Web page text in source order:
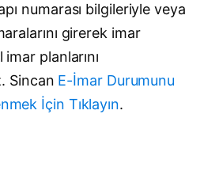
numarası bilgileriyle veya
girerek imar
planlarını
Sincan E-İmar Durumunu
İçin Tıklayın.